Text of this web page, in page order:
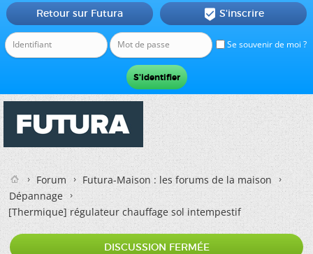
Se souvenir de moi ?
Retour sur Futura  S'inscrire
Forum
Futura-Maison : les forums de la maison
Dépannage
[Thermique]régulateur chauffage sol intempestif
DISCUSSION FERMÉE